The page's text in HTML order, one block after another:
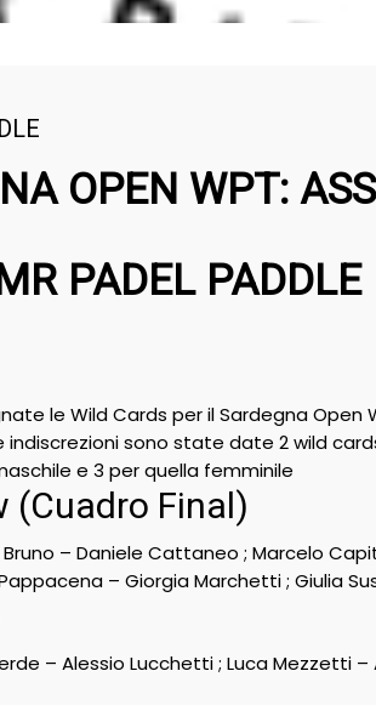
OPEN WPT:
PADEL PADDLE
le Wild Cards per il Sardegna Open
indiscrezioni sono state date 2 wild
e 3 per quella femminile
(Cuadro Final)
Bruno – Daniele Cattaneo ; Marcelo
Pappacena – Giorgia Marchetti ; Giulia
– Alessio Lucchetti ; Luca Mezzetti